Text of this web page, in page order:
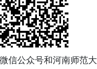
信公众号和河南师范